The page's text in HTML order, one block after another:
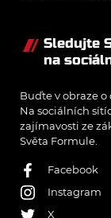
Sledujte
na
Buďte v obraze o
Na sociálních
zajímavosti ze
Světa Formule.
Facebook
Instagram
X